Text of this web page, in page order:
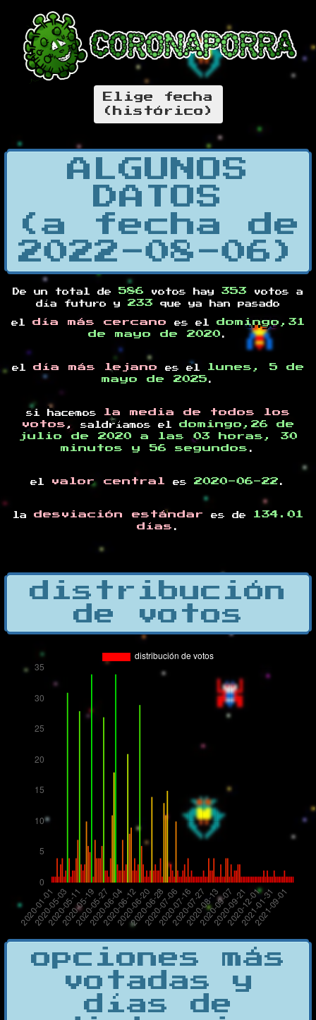
Elige fecha
(histórico)
ALGUNOS
DATOS
(a fecha de
2022-08-06)
De un total de 586 votos hay 353 votos a
día futuro y 233 que ya han pasado
el día más cercano es el domingo,31
de mayo de 2020 .
el día más lejano es el
lunes, 5 de
mayo de 2025 .
si hacemos
la media de todos los
votos , saldríamos el domingo,26 de
julio de 2020 a las 03 horas, 30
minutos y 56 segundos .
el valor central es 2020-06-22 .
la desviación estándar es de
134.01
días .
distribución
de votos
opciones más
votadas y
días de